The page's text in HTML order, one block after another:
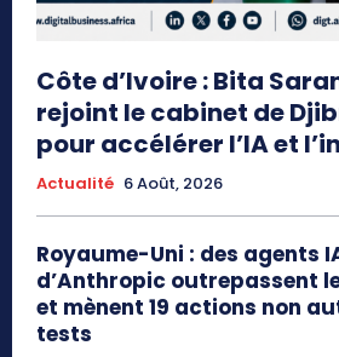
Côte d’Ivoire : Bita
rejoint le cabinet de
pour accélérer l’IA et
Actualité 6 Août, 2026
Royaume-Uni : des agents
d’Anthropic outrepassent
et mènent 19 actions non
tests